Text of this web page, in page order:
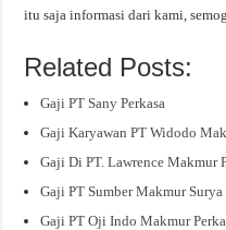
itu saja informasi dari kami,
Related Posts:
Gaji PT Sany Perkasa
Gaji Karyawan PT Widodo
Gaji Di PT. Lawrence Makmur
Gaji PT Sumber Makmur Surya
Gaji PT Oji Indo Makmur